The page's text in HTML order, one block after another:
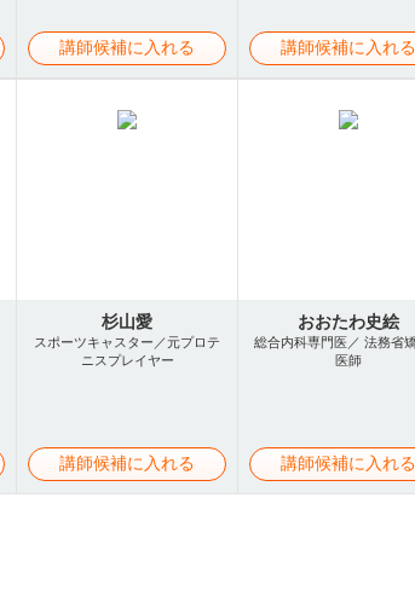
講師候補に入れる 講師候補に入れる
杉山愛
スポーツキャスター／元プロテ
ニスプレイヤー
講師候補に入れる
おおたわ史絵
総合内科専門医／ 法務省
医師
講師候補に入れる